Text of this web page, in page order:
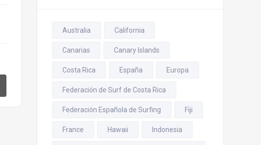
Australia California
Canarias Canary Islands
Costa Rica España Europa
Federación de Surf de Costa Rica
Federación Española de Surfing Fiji
France Hawaii Indonesia